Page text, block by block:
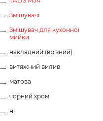
Змішувачі
Змішувач для кухонної
мийки
накладний (врізний)
витяжний вилив
матова
чорний хром
ні